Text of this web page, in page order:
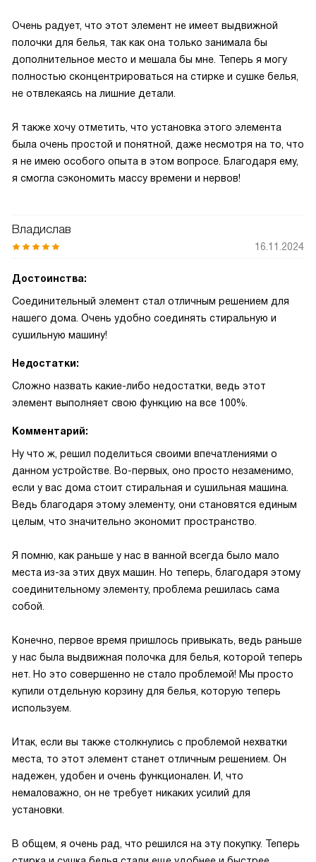
Очень радует, что этот элемент не имеет выдвижной
полочки для белья, так как она только занимала бы
дополнительное место и мешала бы мне. Теперь я могу
полностью сконцентрироваться на стирке и сушке белья,
не отвлекаясь на лишние детали.
Я также хочу отметить, что установка этого элемента
была очень простой и понятной, даже несмотря на то, что
я не имею особого опыта в этом вопросе. Благодаря ему,
я смогла сэкономить массу времени и нервов!
Владислав
16.11.2024
Достоинства:
Соединительный элемент стал отличным решением для
нашего дома. Очень удобно соединять стиральную и
сушильную машину!
Недостатки:
Сложно назвать какие-либо недостатки, ведь этот
элемент выполняет свою функцию на все 100%.
Комментарий:
Ну что ж, решил поделиться своими впечатлениями о
данном устройстве. Во-первых, оно просто незаменимо,
если у вас дома стоит стиральная и сушильная машина.
Ведь благодаря этому элементу, они становятся единым
целым, что значительно экономит пространство.
Я помню, как раньше у нас в ванной всегда было мало
места из-за этих двух машин. Но теперь, благодаря этому
соединительному элементу, проблема решилась сама
собой.
Конечно, первое время пришлось привыкать, ведь раньше
у нас была выдвижная полочка для белья, которой теперь
нет. Но это совершенно не стало проблемой! Мы просто
купили отдельную корзину для белья, которую теперь
используем.
Итак, если вы также столкнулись с проблемой нехватки
места, то этот элемент станет отличным решением. Он
надежен, удобен и очень функционален. И, что
немаловажно, он не требует никаких усилий для
установки.
В общем, я очень рад, что решился на эту покупку. Теперь